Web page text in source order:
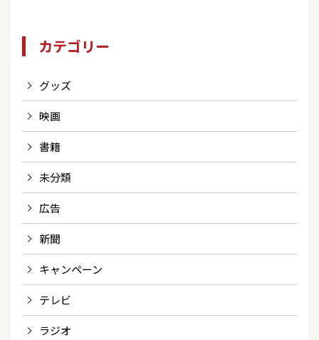
カテゴリー
グッズ
映画
書籍
未分類
広告
新聞
キャンペーン
テレビ
ラジオ